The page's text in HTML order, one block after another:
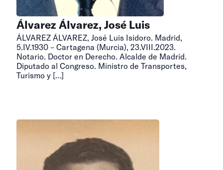
Álvarez Álvarez, José Luis
ÁLVAREZ ÁLVAREZ, José Luis Isidoro. Madrid,
5.IV.1930 – Cartagena (Murcia), 23.VIII.2023.
Notario. Doctor en Derecho. Alcalde de Madrid.
Diputado al Congreso. Ministro de Transportes,
Turismo y […]